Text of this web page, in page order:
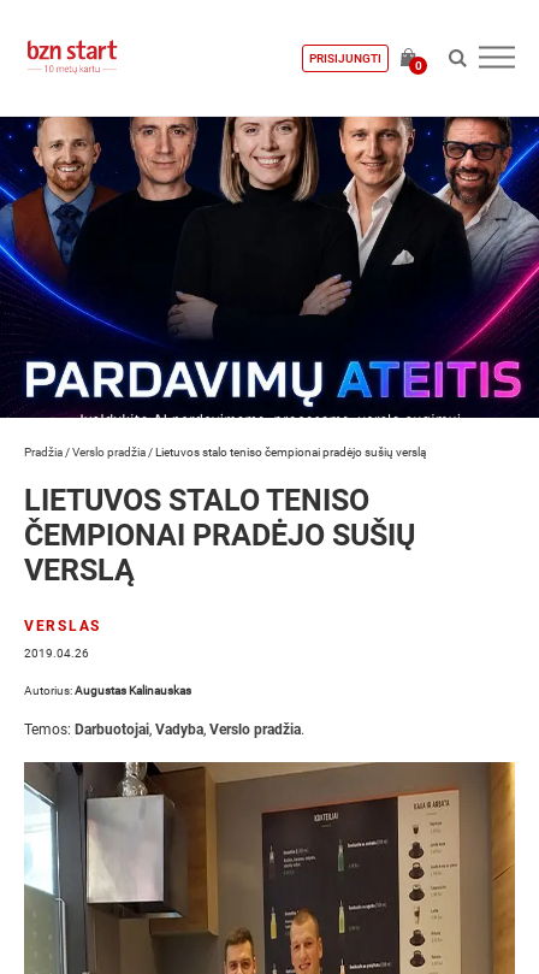
PRISIJUNGTI
0
Pradžia /Verslo pradžia /Lietuvos stalo teniso čempionai pradėjo sušių verslą
LIETUVOS STALO TENISO
ČEMPIONAI PRADĖJO SUŠIŲ
VERSLĄ
VERSLAS
2019.04.26
Autorius:Augustas Kalinauskas
Temos: Darbuotojai, Vadyba, Verslo pradžia.